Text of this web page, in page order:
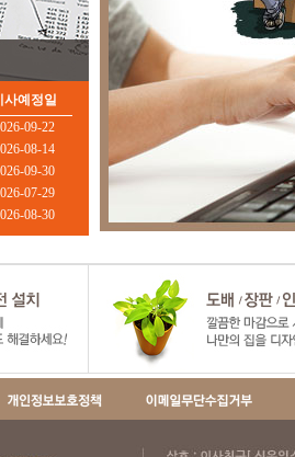
사예정일
09-22
08-14
09-30
07-29
08-30